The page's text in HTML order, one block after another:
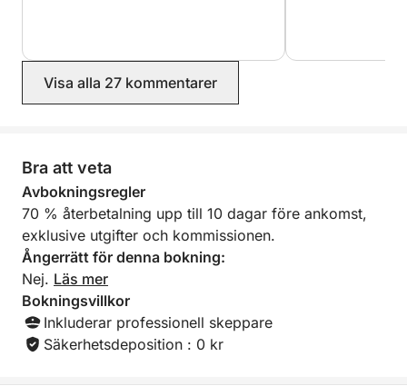
Visa alla 27 kommentarer
Bra att veta
Avbokningsregler
70 % återbetalning upp till 10 dagar före ankomst,
exklusive utgifter och kommissionen.
Ångerrätt för denna bokning:
Nej. Läs mer
Bokningsvillkor
Inkluderar professionell skeppare
Säkerhetsdeposition : 0 kr